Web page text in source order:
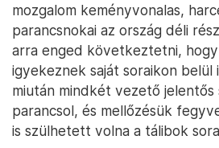
mozgalom keményvonalas,
parancsnokai az ország déli
arra enged következtetni,
igyekeznek saját soraikon belül
miután mindkét vezető jelentős
parancsol, és mellőzésük
is szülhetett volna a tálibok